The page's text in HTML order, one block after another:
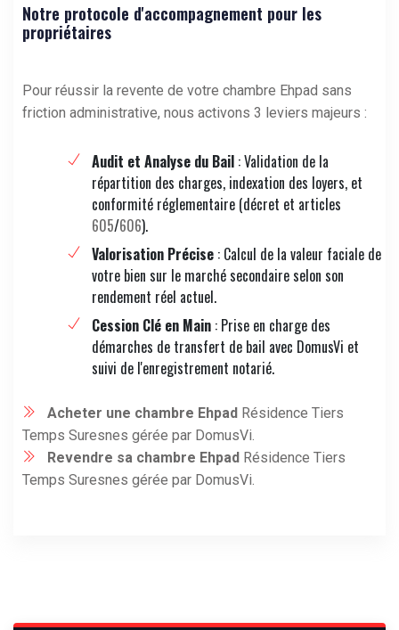
Notre protocole d'accompagnement pour les
propriétaires
Pour réussir la revente de votre chambre Ehpad sans
friction administrative, nous activons 3 leviers majeurs :
Audit et Analyse du Bail : Validation de la
répartition des charges, indexation des loyers, et
conformité réglementaire (décret et articles
605/606).
Valorisation Précise : Calcul de la valeur faciale de
votre bien sur le marché secondaire selon son
rendement réel actuel.
Cession Clé en Main : Prise en charge des
démarches de transfert de bail avec DomusVi et
suivi de l'enregistrement notarié.
Acheter une chambre Ehpad Résidence Tiers
Temps Suresnes gérée par DomusVi.
Revendre sa chambre Ehpad Résidence Tiers
Temps Suresnes gérée par DomusVi.